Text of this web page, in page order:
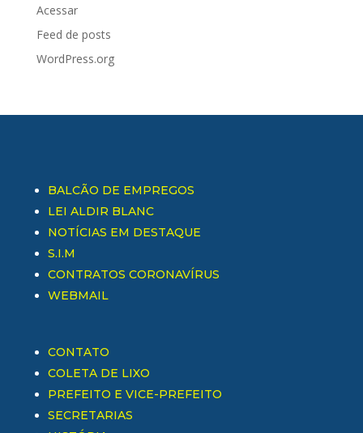
Acessar
Feed de posts
WordPress.org
BALCÃO DE EMPREGOS
LEI ALDIR BLANC
NOTÍCIAS EM DESTAQUE
S.I.M
CONTRATOS CORONAVÍRUS
WEBMAIL
CONTATO
COLETA DE LIXO
PREFEITO E VICE-PREFEITO
SECRETARIAS